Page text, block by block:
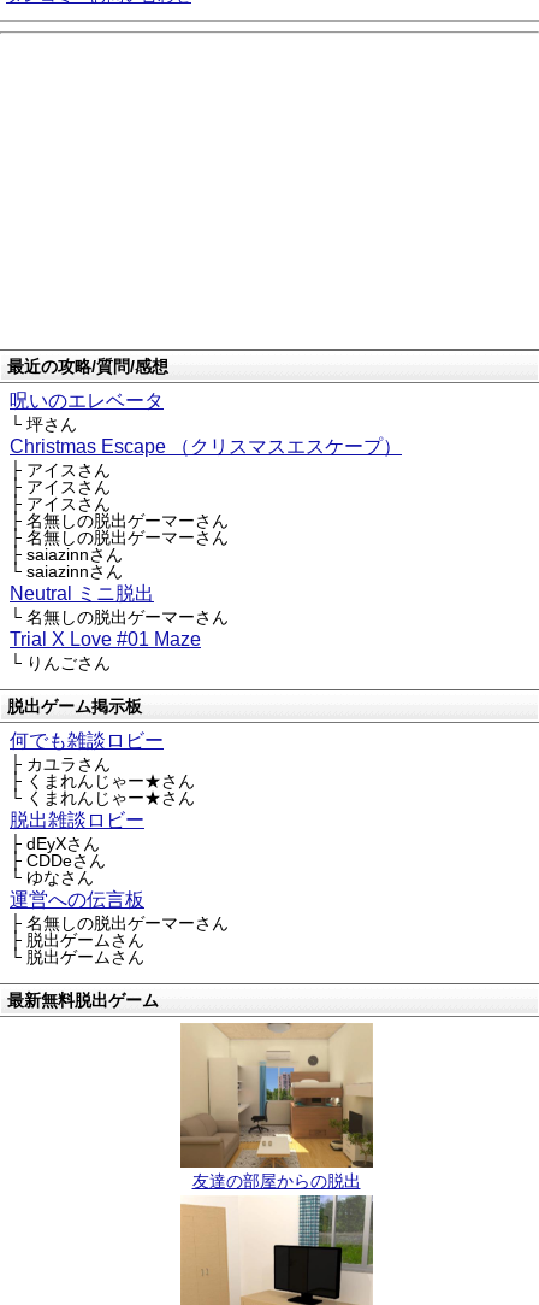
最近の攻略/質問/感想
呪いのエレベータ
└ 坪さん
Christmas Escape （クリスマスエスケープ）
├ アイスさん
├ アイスさん
├ アイスさん
├ 名無しの脱出ゲーマーさん
├ 名無しの脱出ゲーマーさん
├ saiazinnさん
└ saiazinnさん
Neutral ミニ脱出
└ 名無しの脱出ゲーマーさん
Trial X Love #01 Maze
└ りんごさん
脱出ゲーム掲示板
何でも雑談ロビー
├ カユラさん
├ くまれんじゃー★さん
└ くまれんじゃー★さん
脱出雑談ロビー
├ dEyXさん
├ CDDeさん
└ ゆなさん
運営への伝言板
├ 名無しの脱出ゲーマーさん
├ 脱出ゲームさん
└ 脱出ゲームさん
最新無料脱出ゲーム
友達の部屋からの脱出